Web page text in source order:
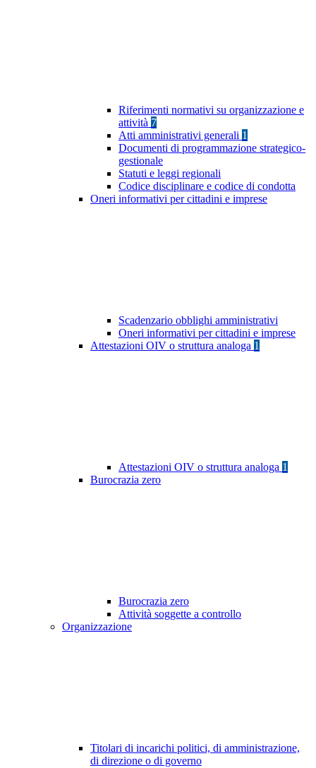
Riferimenti normativi su organizzazione e
attività 7
Atti amministrativi generali 1
Documenti di programmazione strategico-
gestionale
Statuti e leggi regionali
Codice disciplinare e codice di condotta
Oneri informativi per cittadini e imprese
Scadenzario obblighi amministrativi
Oneri informativi per cittadini e imprese
Attestazioni OIV o struttura analoga 1
Attestazioni OIV o struttura analoga 1
Burocrazia zero
Burocrazia zero
Attività soggette a controllo
Organizzazione
Titolari di incarichi politici, di amministrazione,
di direzione o di governo